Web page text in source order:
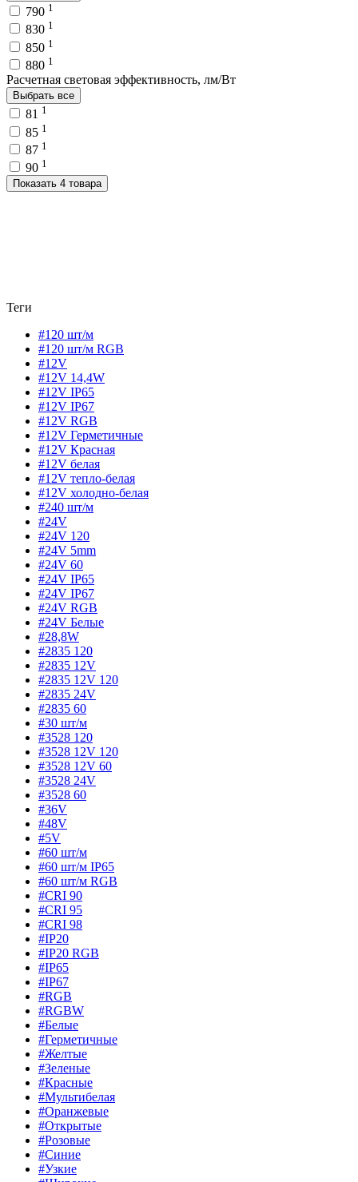
790 1
830 1
850 1
880 1
Расчетная световая эффективность, лм/Вт
Выбрать все
81 1
85 1
87 1
90 1
Показать 4 товара
Теги
#120 шт/м
#120 шт/м RGB
#12V
#12V 14,4W
#12V IP65
#12V IP67
#12V RGB
#12V Герметичные
#12V Красная
#12V белая
#12V тепло-белая
#12V холодно-белая
#240 шт/м
#24V
#24V 120
#24V 5mm
#24V 60
#24V IP65
#24V IP67
#24V RGB
#24V Белые
#28,8W
#2835 120
#2835 12V
#2835 12V 120
#2835 24V
#2835 60
#30 шт/м
#3528 120
#3528 12V 120
#3528 12V 60
#3528 24V
#3528 60
#36V
#48V
#5V
#60 шт/м
#60 шт/м IP65
#60 шт/м RGB
#CRI 90
#CRI 95
#CRI 98
#IP20
#IP20 RGB
#IP65
#IP67
#RGB
#RGBW
#Белые
#Герметичные
#Желтые
#Зеленые
#Красные
#Мультибелая
#Оранжевые
#Открытые
#Розовые
#Синие
#Узкие